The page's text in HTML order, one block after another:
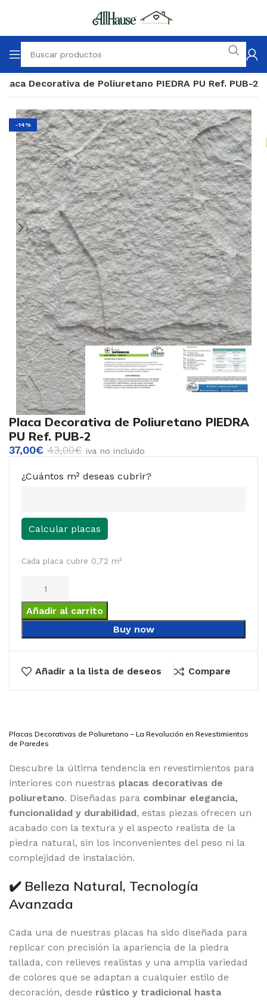
Placa Decorativa de Poliuretano PIEDRA PU Ref. PUB-2
-14%
Placa Decorativa de Poliuretano PIEDRA
PU Ref. PUB-2
37,00€ 43,00€ iva no incluido
¿Cuántos m² deseas cubrir?
Calcular placas
Cada placa cubre 0,72 m²
Añadir al carrito
Buy now
Añadir a la lista de deseos Compare
Placas Decorativas de Poliuretano – La Revolución en Revestimientos
de Paredes
Descubre la última tendencia en revestimientos para
interiores con nuestras placas decorativas de
poliuretano. Diseñadas para combinar elegancia,
funcionalidad y durabilidad, estas piezas ofrecen un
acabado con la textura y el aspecto realista de la
piedra natural, sin los inconvenientes del peso ni la
complejidad de instalación.
✔️ Belleza Natural, Tecnología
Avanzada
Cada una de nuestras placas ha sido diseñada para
replicar con precisión la apariencia de la piedra
tallada, con relieves realistas y una amplia variedad
de colores que se adaptan a cualquier estilo de
decoración, desde rústico y tradicional hasta